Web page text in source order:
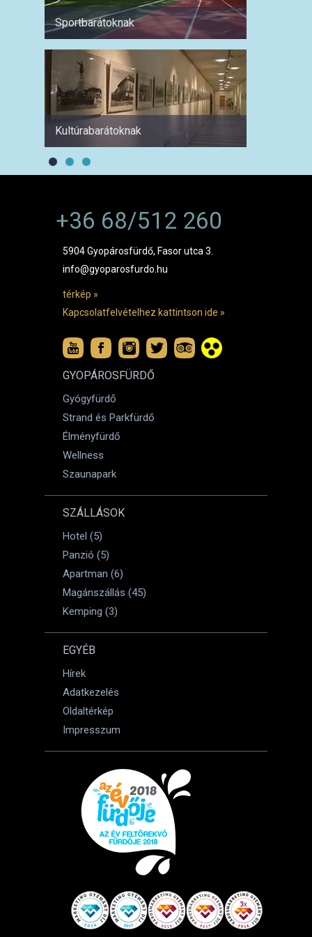
Sportbarátoknak
Kultúrabarátoknak
+36 68/512 260
5904 Gyopárosfürdő, Fasor utca 3.
info@gyoparosfurdo.hu
térkép »
Kapcsolatfelvételhez kattintson ide »
GYOPÁROSFÜRDŐ
Gyógyfürdő
Strand és Parkfürdő
Élményfürdő
Wellness
Szaunapark
SZÁLLÁSOK
Hotel (5)
Panzió (5)
Apartman (6)
Magánszállás (45)
Kemping (3)
EGYÉB
Hírek
Adatkezelés
Oldaltérkép
Impresszum